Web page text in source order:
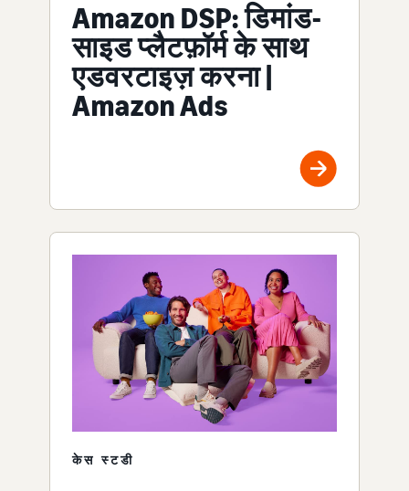
Amazon DSP: डिमांड-
साइड प्लैटफ़ॉर्म के साथ
एडवरटाइज़ करना |
Amazon Ads
केस स्टडी